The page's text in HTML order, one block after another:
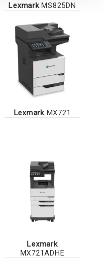
LexmarkMS825DN
LexmarkMX721
Lexmark
MX721ADHE